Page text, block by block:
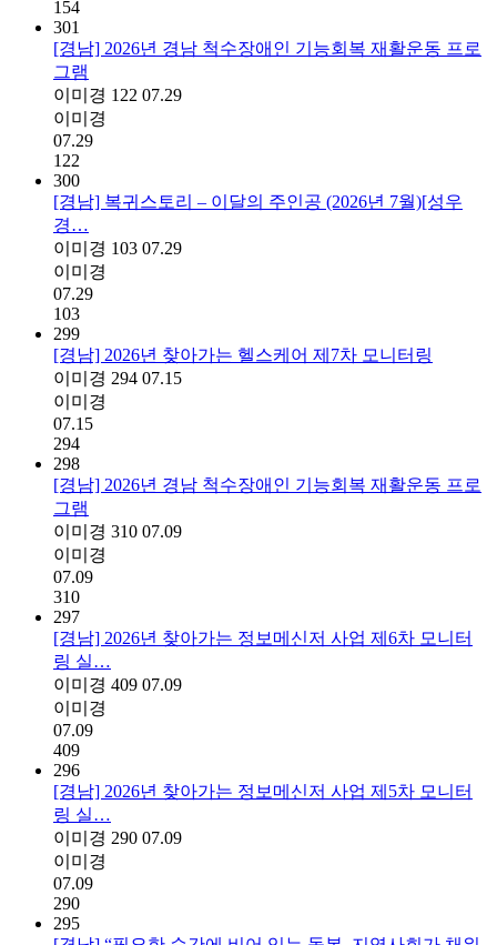
154
301
[경남] 2026년 경남 척수장애인 기능회복 재활운동 프로
그램
이미경 122 07.29
이미경
07.29
122
300
[경남] 복귀스토리 – 이달의 주인공 (2026년 7월)[성우
경…
이미경 103 07.29
이미경
07.29
103
299
[경남] 2026년 찾아가는 헬스케어 제7차 모니터링
이미경 294 07.15
이미경
07.15
294
298
[경남] 2026년 경남 척수장애인 기능회복 재활운동 프로
그램
이미경 310 07.09
이미경
07.09
310
297
[경남] 2026년 찾아가는 정보메신저 사업 제6차 모니터
링 실…
이미경 409 07.09
이미경
07.09
409
296
[경남] 2026년 찾아가는 정보메신저 사업 제5차 모니터
링 실…
이미경 290 07.09
이미경
07.09
290
295